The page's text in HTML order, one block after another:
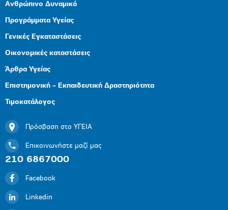
Ανθρώπινο Δυναμικό
Προγράμματα Υγείας
Γενικές Εγκαταστάσεις
Οικονομικές καταστάσεις
Άρθρα Υγείας
Επιστημονική – Εκπαιδευτική Δραστηριότητα
Τιμοκατάλογος
Πρόσβαση στο ΥΓΕΙΑ
Επικοινωνήστε μαζί μας
210 6867000
Facebook
Linkedin